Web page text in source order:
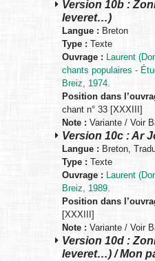
Version 10b :
leveret…)
Langue : Breton
Type : Texte
Ouvrage : Laurent
chants populaires -
Breiz, 1974.
Position dans
chant n° 33 [XXXIII]
Note : Variante / Voir
Version 10c : Ar
Langue : Breton,
Type : Texte
Ouvrage : Laurent
Breiz, 1989.
Position dans
[XXXIII]
Note : Variante / Voir
Version 10d :
leveret…) / Mon